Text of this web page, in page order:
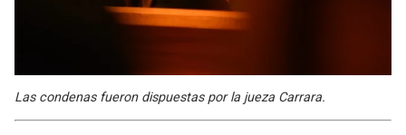
Las condenas fueron dispuestas por la jueza Carrara.